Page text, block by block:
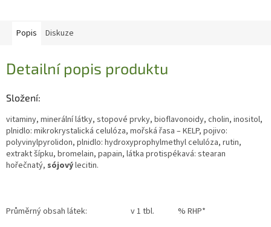
Popis Diskuze
Detailní popis produktu
Složení:
vitaminy, minerální látky, stopové prvky, bioflavonoidy, cholin, inositol,
plnidlo: mikrokrystalická celulóza, mořská řasa – KELP, pojivo:
polyvinylpyrolidon, plnidlo: hydroxyprophylmethyl celulóza, rutin,
extrakt šípku, bromelain, papain, látka protispékavá: stearan
hořečnatý, sójovýlecitin.
Průměrný obsah látek: v 1 tbl. % RHP*